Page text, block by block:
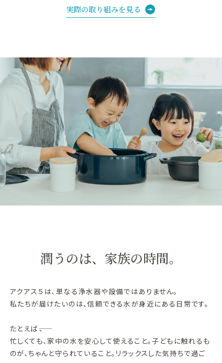
実際の取り組みを見る
潤うのは、家族の時間。
アクアス５は、単なる浄水器や設備ではありません。
私たちが届けたいのは、信頼できる水が身近にある日常です。
たとえば――、
忙しくても、家中の水を安心して使えること。子どもに触れるも
のが、ちゃんと守られていること。リラックスした気持ちで過ご